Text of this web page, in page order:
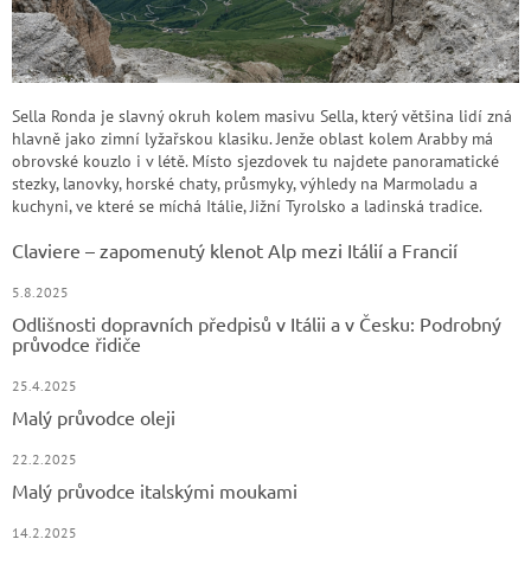
Sella Ronda je slavný okruh kolem masivu Sella, který většina lidí zná
hlavně jako zimní lyžařskou klasiku. Jenže oblast kolem Arabby má
obrovské kouzlo i v létě. Místo sjezdovek tu najdete panoramatické
stezky, lanovky, horské chaty, průsmyky, výhledy na Marmoladu a
kuchyni, ve které se míchá Itálie, Jižní Tyrolsko a ladinská tradice.
Claviere – zapomenutý klenot Alp mezi Itálií a Francií
5.8.2025
Odlišnosti dopravních předpisů v Itálii a v Česku: Podrobný
průvodce řidiče
25.4.2025
Malý průvodce oleji
22.2.2025
Malý průvodce italskými moukami
14.2.2025